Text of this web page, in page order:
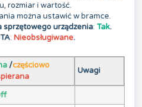
rozmiar i wartość.
można ustawić w bramce.
urządzenia: Tak.
: Nieobsługiwane.
/częściowo
Uwagi